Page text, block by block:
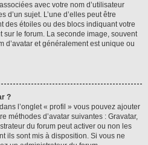
avec votre nom d’utilisateur
d’un sujet. L’une d’elles peut être
des étoiles ou des blocs indiquant votre
sur le forum. La seconde image, souvent
d’avatar et généralement est unique ou
?
l’onglet « profil » vous pouvez ajouter
méthodes d’avatar suivantes : Gravatar,
du forum peut activer ou non les
ils sont mis à disposition. Si vous ne